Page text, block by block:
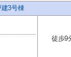
3号棟
徒歩9